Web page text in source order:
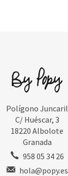
Polígono Juncaril
C/ Huéscar, 3
18220 Albolote
Granada
958 05 34 26
hola@popy.es